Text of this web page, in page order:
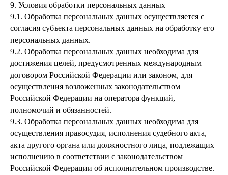
9. Условия обработки персональных данных
9.1. Обработка персональных данных осуществляется с
согласия субъекта персональных данных на обработку его
персональных данных.
9.2. Обработка персональных данных необходима для
достижения целей, предусмотренных международным
договором Российской Федерации или законом, для
осуществления возложенных законодательством
Российской Федерации на оператора функций,
полномочий и обязанностей.
9.3. Обработка персональных данных необходима для
осуществления правосудия, исполнения судебного акта,
акта другого органа или должностного лица, подлежащих
исполнению в соответствии с законодательством
Российской Федерации об исполнительном производстве.